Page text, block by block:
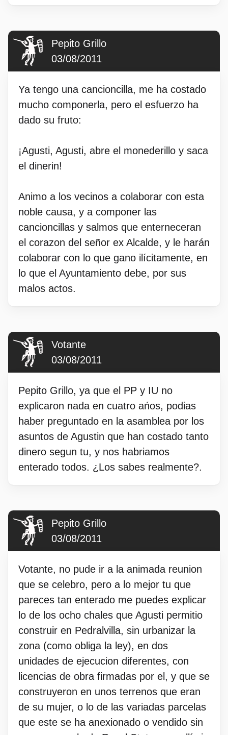
Pepito Grillo
03/08/2011
Ya tengo una cancioncilla, me ha costado
mucho componerla, pero el esfuerzo ha
dado su fruto:
¡Agusti, Agusti, abre el monederillo y saca
el dinerin!
Animo a los vecinos a colaborar con esta
noble causa, y a componer las
cancioncillas y salmos que enterneceran
el corazon del señor ex Alcalde, y le harán
colaborar con lo que gano ilícitamente, en
lo que el Ayuntamiento debe, por sus
malos actos.
Votante
03/08/2011
Pepito Grillo, ya que el PP y IU no
explicaron nada en cuatro ańos, podias
haber preguntado en la asamblea por los
asuntos de Agustin que han costado tanto
dinero segun tu, y nos habriamos
enterado todos. ¿Los sabes realmente?.
Pepito Grillo
03/08/2011
Votante, no pude ir a la animada reunion
que se celebro, pero a lo mejor tu que
pareces tan enterado me puedes explicar
lo de los ocho chales que Agusti permitio
construir en Pedralvilla, sin urbanizar la
zona (como obliga la ley), en dos
unidades de ejecucion diferentes, con
licencias de obra firmadas por el, y que se
construyeron en unos terrenos que eran
de su mujer, o lo de las variadas parcelas
que este se ha anexionado o vendido sin